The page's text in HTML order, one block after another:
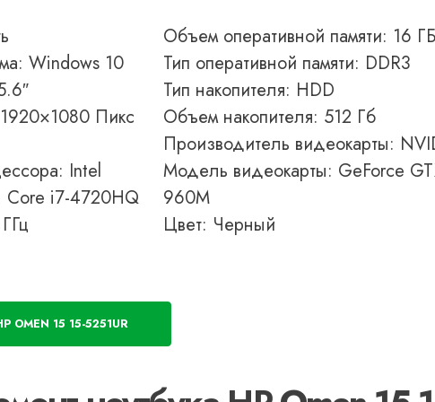
Windows 10
Пикс
Intel
i7-4720HQ
Объем оперативной памяти: 16 ГБ
Тип оперативной памяти: DDR3
Тип накопителя: HDD
Объем накопителя: 512 Гб
Производитель видеокарты:
Модель видеокарты: GeForce
960M
Цвет: Черный
15 15-5251UR